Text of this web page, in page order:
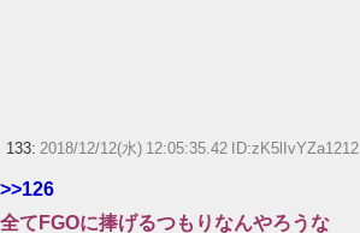
133: 2018/12/12(水) 12:05:35.42 ID:zK5lIvYZa1212
>>126
全てFGOに捧げるつもりなんやろうな